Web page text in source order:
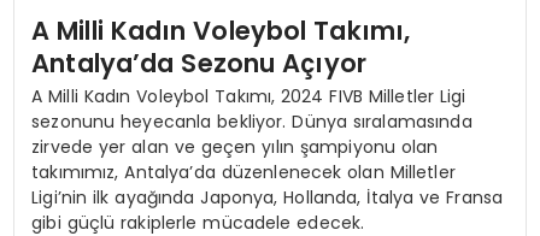
A Milli Kadın Voleybol Takımı,
Antalya’da Sezonu Açıyor
A Milli Kadın Voleybol Takımı, 2024 FIVB Milletler Ligi
sezonunu heyecanla bekliyor. Dünya sıralamasında
zirvede yer alan ve geçen yılın şampiyonu olan
takımımız, Antalya’da düzenlenecek olan Milletler
Ligi’nin ilk ayağında Japonya, Hollanda, İtalya ve Fransa
gibi güçlü rakiplerle mücadele edecek.